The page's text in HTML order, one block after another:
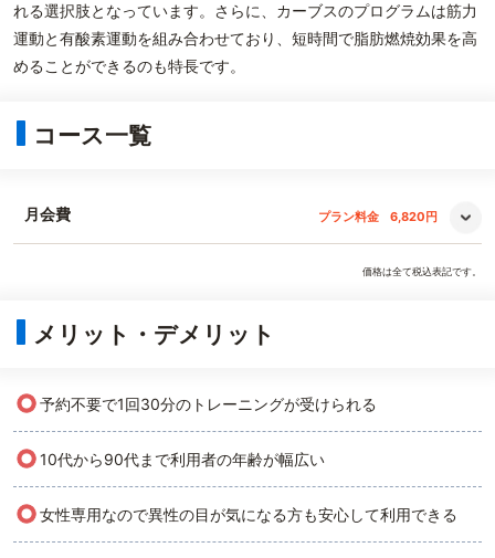
れる選択肢となっています。さらに、カーブスのプログラムは筋力
運動と有酸素運動を組み合わせており、短時間で脂肪燃焼効果を高
めることができるのも特長です。
コース一覧
月会費 プラン料金 6,820円
価格は全て税込表記です。
メリット・デメリット
○予約不要で1回30分のトレーニングが受けられる
○10代から90代まで利用者の年齢が幅広い
○女性専用なので異性の目が気になる方も安心して利用できる